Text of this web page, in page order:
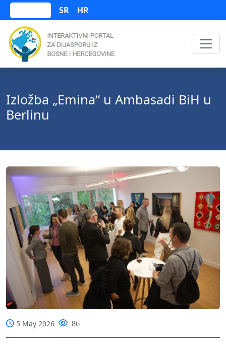
SR HR
Izložba „Emina“ u Ambasadi BiH u
Berlinu
5 May 2026 86